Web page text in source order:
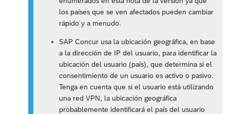
los países que se ven afectados pueden cambiar
rápido y a menudo.
SAP Concur usa la ubicación geográfica, en base
a la dirección de IP del usuario, para identificar la
ubicación del usuario (país), que determina si el
consentimiento de un usuario es activo o pasivo.
Tenga en cuenta que si el usuario está utilizando
una red VPN, la ubicación geográfica
probablemente identificará el país del usuario